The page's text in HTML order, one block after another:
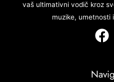
vaš ultimativni vodič kroz
muzike, umetnosti